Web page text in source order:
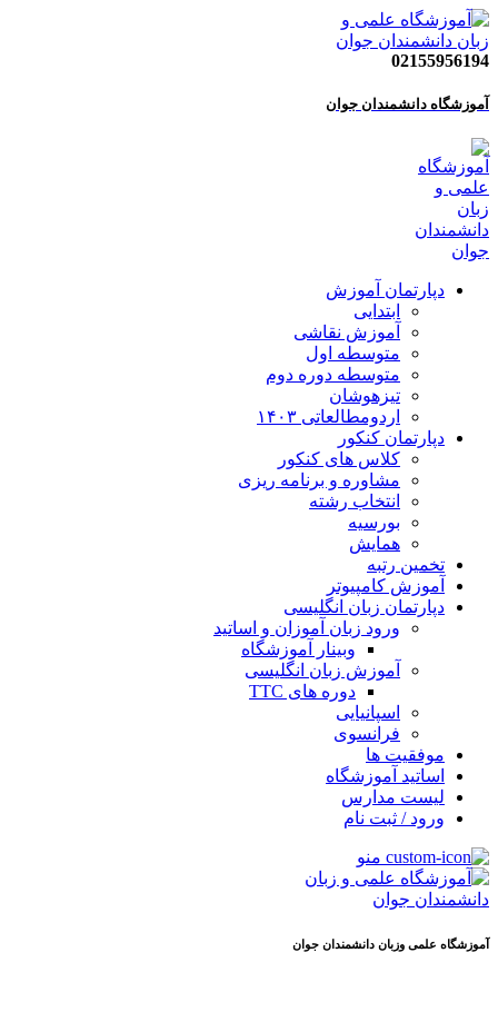
02155956194
آموزشگاه دانشمندان جوان
دپارتمان آموزش
ابتدایی
آموزش نقاشی
متوسطه اول
متوسطه دوره دوم
تیزهوشان
اردومطالعاتی ۱۴۰۳
دپارتمان کنکور
کلاس های کنکور
مشاوره و برنامه ریزی
انتخاب رشته
بورسیه
همایش
تخمین رتبه
آموزش کامپیوتر
دپارتمان زبان انگلیسی
ورود زبان آموزان و اساتید
وبینار آموزشگاه
آموزش زبان انگلیسی
دوره های TTC
اسپانیایی
فرانسوی
موفقیت ها
اساتید آموزشگاه
لیست مدارس
ورود / ثبت نام
منو
آموزشگاه علمی وزبان دانشمندان جوان